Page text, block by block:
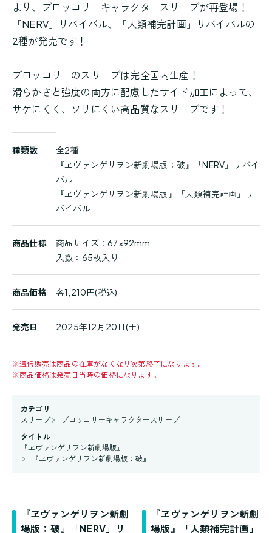
より、ブロッコリーキャラクタースリーブが再登場！
「NERV」リバイバル、「人類補完計画」リバイバルの
2種が発売です！
ブロッコリーのスリーブは完全国内生産！
滑らかさと強度の両方に配慮したサイド加工によって、
サケにくく、ソリにくい高品質なスリーブです！
品
種類数
全2種
『ヱヴァンゲリヲン新劇場版：破』「NERV」リバイ
バル
『ヱヴァンゲリヲン新劇場版』「人類補完計画」リ
バイバル
商品仕様
商品サイズ：67×92mm
入数：65枚入り
商品価格 各1,210円(税込)
発売日 2025年12月20日(土)
※通信販売は商品の在庫がなくなり次第終了になります。
※商品価格は発売日当時の価格になります。
カテゴリ
スリーブ
ブロッコリーキャラクタースリーブ
タイトル
『ヱヴァンゲリヲン新劇場版』
『ヱヴァンゲリヲン新劇場版：破』
『ヱヴァンゲリヲン新劇
場版：破』「NERV」リ
『ヱヴァンゲリヲン新劇
場版』「人類補完計画」